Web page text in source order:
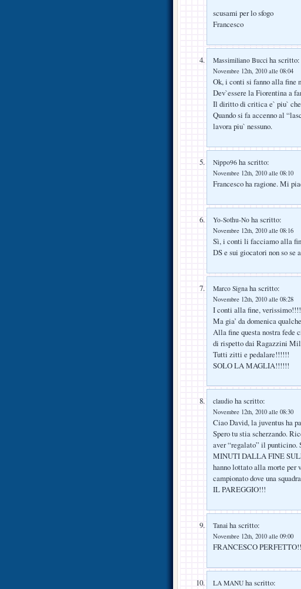
scusami per lo sfogo
Francesco
Massimiliano Bucci ha scritto:
Novembre 12th, 2010 alle 08:04
Ok, i conti si fanno alla fine
Dev`essere la Fiorentina a
Il diritto di critica e` piu`
Quando si fa accenno al
lavora piu` nessuno.
Nippo96 ha scritto:
Novembre 12th, 2010 alle 08:10
Francesco ha ragione. Mi
Yo-Sothu-No ha scritto:
Novembre 12th, 2010 alle 08:16
Sì, i conti li facciamo alla
DS e sui giocatori non so se
Marco Signa ha scritto:
Novembre 12th, 2010 alle 08:28
I conti alla fine,
Ma gia’ da domenica
Alla fine questa nostra fede
di rispetto dai Ragazzini
Tutti zitti e pedalare!!!!!!
SOLO LA MAGLIA!!!!!!
claudio ha scritto:
Novembre 12th, 2010 alle 08:30
Ciao David, la juventus ha
Spero tu stia scherzando.
aver “regalato” il
MINUTI DALLA FINE
hanno lottato alla morte per
campionato dove una
IL PAREGGIO!!!
Tanai ha scritto:
Novembre 12th, 2010 alle 09:00
FRANCESCO
LA MANU ha scritto: